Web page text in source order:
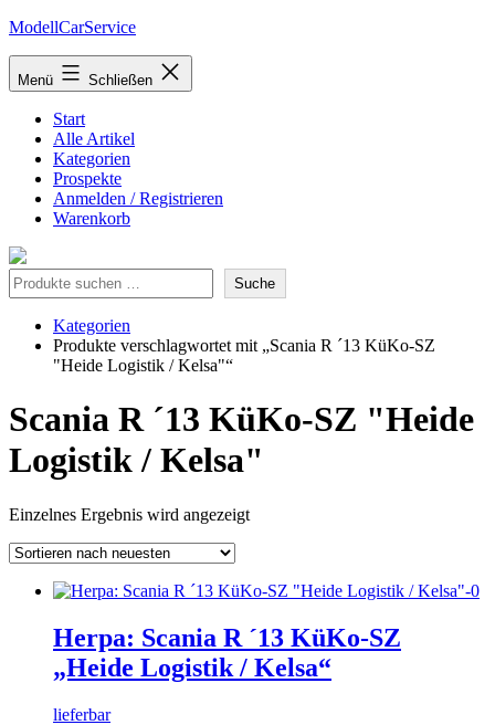
Zum
springen
ModellCarService
Menü Schließen
Start
Alle Artikel
Kategorien
Prospekte
Anmelden / Registrieren
Warenkorb
Suche Suche
Kategorien
Produkte verschlagwortet mit „Scania R ´13 KüKo-SZ
"Heide Logistik / Kelsa"“
Scania R ´13 KüKo-SZ "Heide
Logistik / Kelsa"
Einzelnes Ergebnis wird angezeigt
Herpa: Scania R ´13 KüKo-SZ
„Heide Logistik / Kelsa“
lieferbar